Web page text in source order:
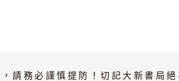
請務必謹慎提防！切記大新書局